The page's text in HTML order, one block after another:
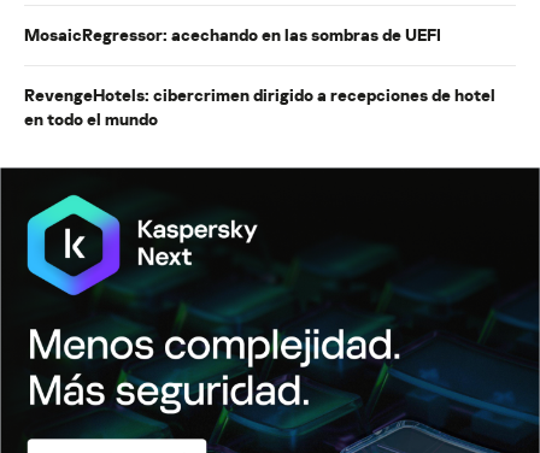
MosaicRegressor: acechando en las sombras de UEFI
RevengeHotels: cibercrimen dirigido a recepciones de hotel
en todo el mundo